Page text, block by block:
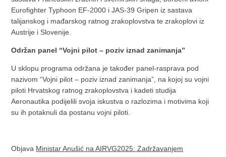
Eurofighter Typhoon EF-2000 i JAS-39 Gripen iz sastava
talijanskog i mađarskog ratnog zrakoplovstva te zrakoplovi iz
Austrije i Slovenije.
Održan panel “Vojni pilot – poziv iznad zanimanja”
U sklopu programa održana je također panel-rasprava pod
nazivom “Vojni pilot – poziv iznad zanimanja”, na kojoj su vojni
piloti Hrvatskog ratnog zrakoplovstva i kadeti studija
Aeronautika podijelili svoja iskustva o razlozima i motivima koji
su ih potaknuli da postanu vojni piloti.
Objava Ministar Anušić na AIRVG2025: Zadržavanjem